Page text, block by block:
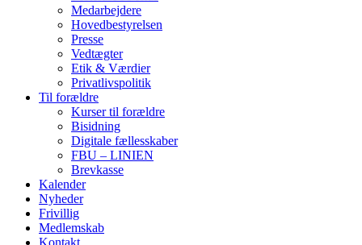
Medarbejdere
Hovedbestyrelsen
Presse
Vedtægter
Etik & Værdier
Privatlivspolitik
Til forældre
Kurser til forældre
Bisidning
Digitale fællesskaber
FBU – LINIEN
Brevkasse
Kalender
Nyheder
Frivillig
Medlemskab
Kontakt